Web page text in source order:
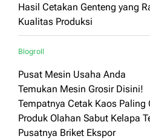
Hasil Cetakan Genteng yang
Kualitas Produksi
Blogroll
Pusat Mesin Usaha Anda
Temukan Mesin Grosir Disini!
Tempatnya Cetak Kaos Paling
Produk Olahan Sabut Kelapa
Pusatnya Briket Ekspor